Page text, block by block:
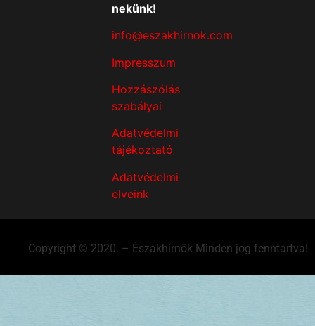
nekünk!
info@eszakhirnok.com
Impresszum
Hozzászólás
szabályai
Adatvédelmi
tájékoztató
Adatvédelmi
elveink
Copyright © 2020. – Északhírnök Minden jog fenntartva!